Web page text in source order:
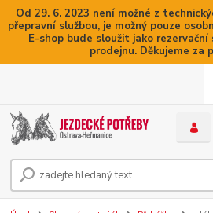
Od 29. 6. 2023 není možné z
přepravní službou, je možný pouze
E-shop bude sloužit jako
prodejnu. Děkujeme za